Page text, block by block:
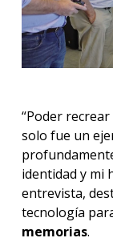
“Poder
solo fue un
identidad y mi
entrevista,
tecnología
memorias.